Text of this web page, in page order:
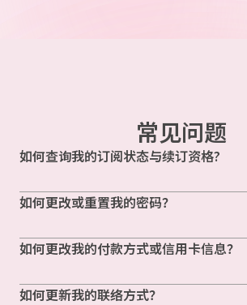
常见问题
如何查询我的订阅状态与续订资格?
如何更改或重置我的密码？
如何更改我的付款方式或信用卡信息？
如何更新我的联络方式？